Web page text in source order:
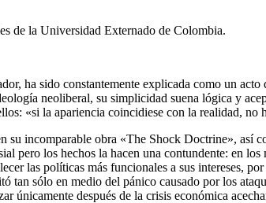
de la Universidad Externado de Colombia.
ha sido constantemente explicada como un
neoliberal, su simplicidad suena lógica y
«si la apariencia coincidiese con la realidad, no
su incomparable obra «The Shock Doctrine», así
pero los hechos la hacen una contundente: en
las políticas más funcionales a sus intereses,
tan sólo en medio del pánico causado por los
únicamente después de la crisis económica